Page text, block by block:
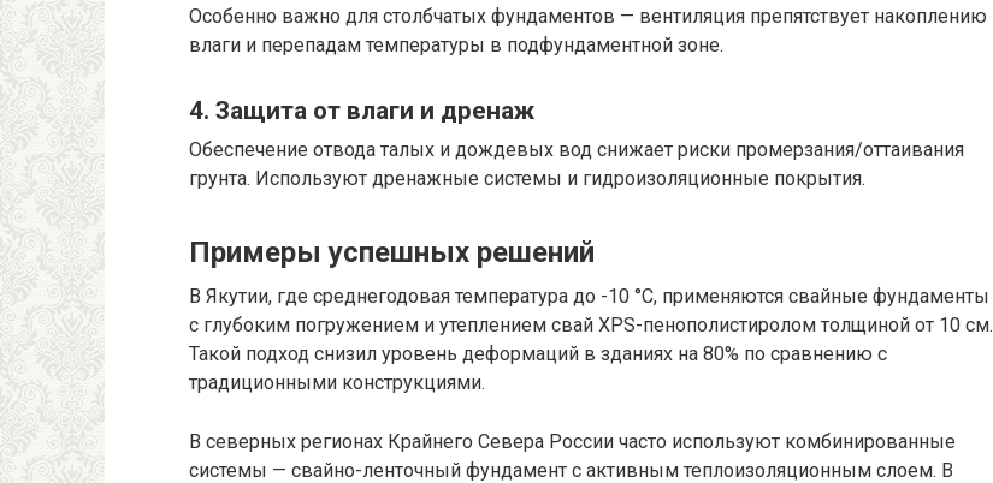
Особенно важно для столбчатых фундаментов — вентиляция препятствует накоплению
влаги и перепадам температуры в подфундаментной зоне.
4. Защита от влаги и дренаж
Обеспечение отвода талых и дождевых вод снижает риски промерзания/оттаивания
грунта. Используют дренажные системы и гидроизоляционные покрытия.
Примеры успешных решений
В Якутии, где среднегодовая температура до -10 °C, применяются свайные фундаменты
с глубоким погружением и утеплением свай XPS-пенополистиролом толщиной от 10 см.
Такой подход снизил уровень деформаций в зданиях на 80% по сравнению с
традиционными конструкциями.
В северных регионах Крайнего Севера России часто используют комбинированные
системы — свайно-ленточный фундамент с активным теплоизоляционным слоем. В